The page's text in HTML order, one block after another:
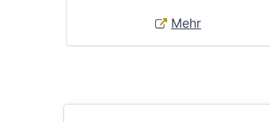
Mehr